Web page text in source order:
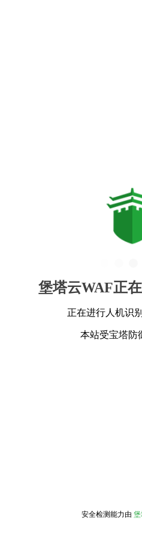
堡塔云WAF正
正在进行人机识
本站受宝塔防
安全检测能力由 堡